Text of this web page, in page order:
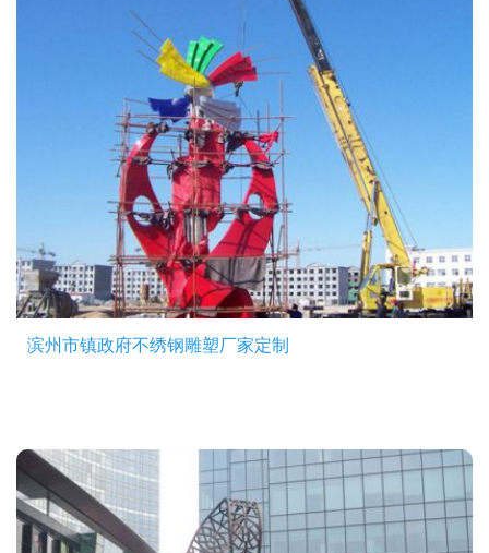
滨州市镇政府不绣钢雕塑厂家定制